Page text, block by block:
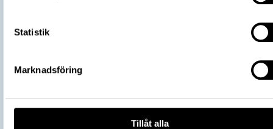
Statistik
Marknadsföring
Tillåt alla
Del av
URI
https://samlingar.shm.se/object/